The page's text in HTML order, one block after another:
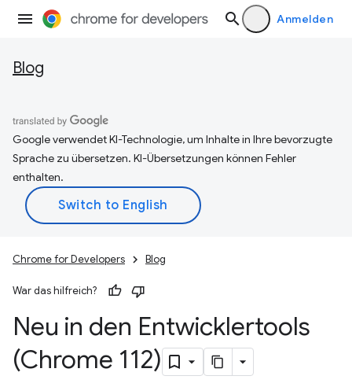
Anmelden
Blog
Google verwendet KI-Technologie, um Inhalte in Ihre bevorzugte
Sprache zu übersetzen. KI-Übersetzungen können Fehler
enthalten.
Chrome for Developers Blog
War das hilfreich?
Neu in den Entwicklertools
(Chrome 112)